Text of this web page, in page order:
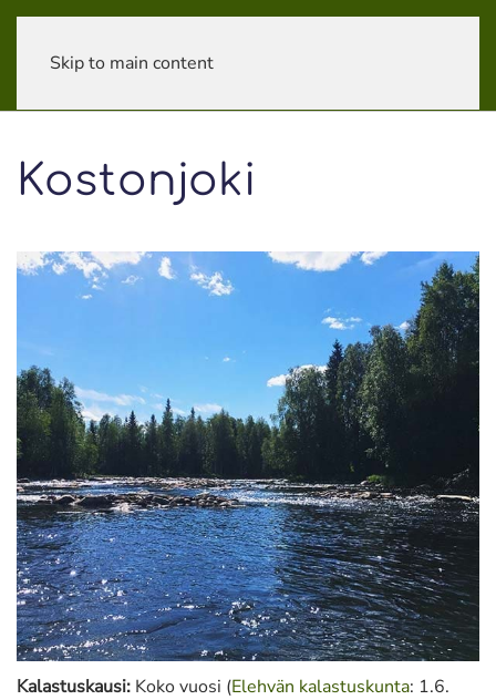
Skip to main content
Kostonjoki
Kalastuskausi: Koko vuosi (Elehvän kalastuskunta: 1.6.